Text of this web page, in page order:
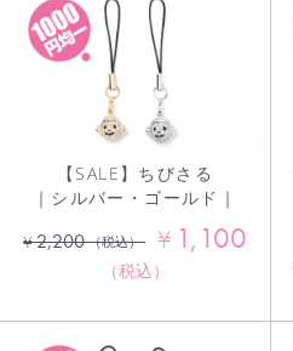
【SALE】ちびさる
｜シルバー・ゴールド｜
¥2,200 （税込） ¥ 1,100
（税込）